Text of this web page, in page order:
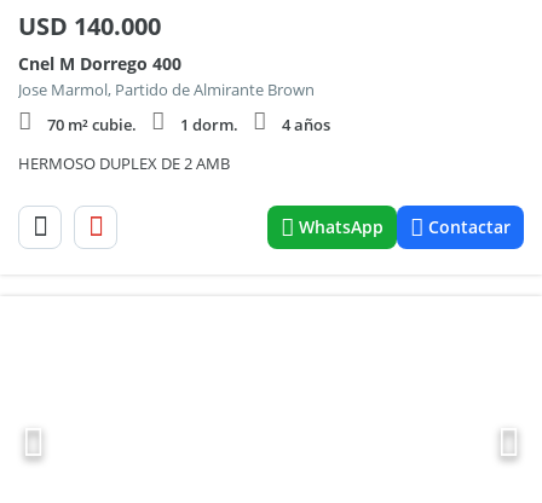
USD 140.000
Cnel M Dorrego 400
Jose Marmol, Partido de Almirante Brown
70 m² cubie.
1 dorm.
4 años
HERMOSO DUPLEX DE 2 AMB
WhatsApp Contactar